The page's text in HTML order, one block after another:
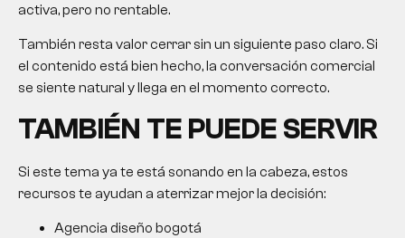
activa, pero no rentable.
También resta valor cerrar sin un siguiente paso claro. Si
el contenido está bien hecho, la conversación comercial
se siente natural y llega en el momento correcto.
TAMBIÉN TE PUEDE SERVIR
Si este tema ya te está sonando en la cabeza, estos
recursos te ayudan a aterrizar mejor la decisión:
Agencia diseño bogotá